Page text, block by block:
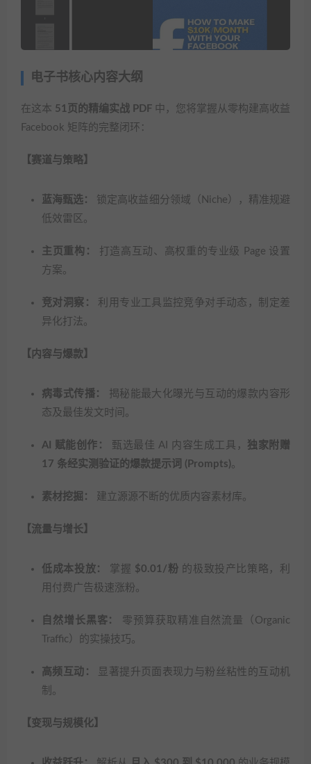
电子书核心内容大纲
在这本 51页的精编实战 PDF 中，您将掌握从零构建高收益
Facebook 矩阵的完整闭环：
【赛道与策略】
蓝海甄选：
锁定高收益细分领域（Niche），精准规避
低效雷区。
主页重构：
打造高互动、高权重的专业级 Page 设置
方案。
竞对洞察：
利用专业工具监控竞争对手动态，制定差
异化打法。
【内容与爆款】
病毒式传播：
揭秘能最大化曝光与互动的爆款内容形
态及最佳发文时间。
AI 赋能创作： 甄选最佳 AI 内容生成工具， 独家附赠
17 条经实测验证的爆款提示词 (Prompts) 。
素材挖掘： 建立源源不断的优质内容素材库。
【流量与增长】
低成本投放： 掌握 $0.01/粉 的极致投产比策略，利
用付费广告极速涨粉。
自然增长黑客：
零预算获取精准自然流量（Organic
Traffic）的实操技巧。
高频互动：
显著提升页面表现力与粉丝粘性的互动机
制。
【变现与规模化】